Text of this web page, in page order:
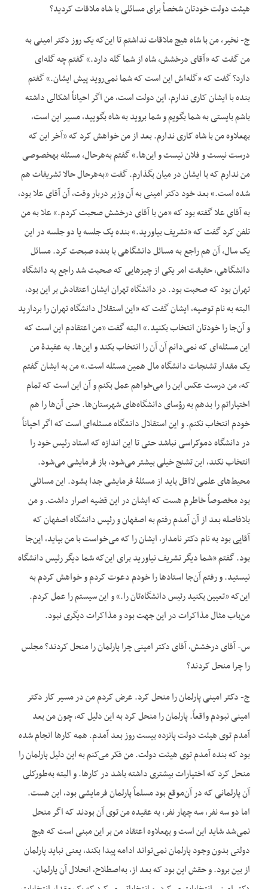
هیئت دولت خودتان شخصاً برای مسائلی با شاه ملاقات کردید؟
ج- نخیر، من با شاه هیچ ملاقات نداشتم تا این‌که یک روز دکتر امینی به
من گفت که «آقای درخشش، شاه از شما گله دارد.» گفتم چه گله‌ای
دارد؟ گفت که «گله‌اش این است که شما نمی‌روید پیش ایشان.» گفتم
بنده با ایشان کاری ندارم، این دولت است، من اگر احیاناً اشکالی داشته
باشم بایستی به شما بگویم و شما بروید به شاه بگویید، مسیر این است،
به‎علاوه من با شاه کاری ندارم. بعد از من خواهش کرد که «آخر این که
درست نیست و فلان نیست و این‌ها.» گفتم به‌هرحال، مسئله به‎خصوصی
من ندارم که با ایشان در میان بگذارم. گفت «به‌هرحال حالا تشریفات هم
شده است.» بعد خود دکتر امینی به آن وزیر دربار وقت، آن آقای علا بود،
به آقای علا گفته بود که «من با آقای درخشش صحبت کردم.» علا به من
تلفن کرد گفت که «تشریف بیاورید.» بنده یک جلسه یا دو جلسه در این
یک سال، آن هم راجع به مسائل دانشگاهی با بنده صبحت کرد. مسائل
دانشگاهی، حقیقت امر یکی از چیزهایی که صحبت شد راجع به دانشگاه
تهران بود که صحبت بود. در دانشگاه تهران ایشان اعتقادش بر این بود،
البته به نام توصیه، ایشان گفت که «این استقلال دانشگاه تهران را بردارید
و آن‌جا را خودتان انتخاب بکنید.» البته گفت «من اعتقادم این است که
این مسئله‌ای که نمی‌دانم آن آن را انتخاب بکند و این‌ها. به عقیدۀ من
یک مقدار تشنجات دانشگاه مال همین مسئله است.» من به ایشان گفتم
که، من درست عکس این را می‌خواهم عمل بکنم و آن این است که تمام
اختیاراتم را بدهم به رؤسای دانشگاه‌های شهرستان‌ها. حتی آن‌ها را هم
خودم انتخاب نکنم. و این استقلال دانشگاه مسئله‌ای است که اگر احیاناً
در دانشگاه دموکراسی نباشد حتی تا این اندازه که استاد رئیس خود را
انتخاب نکند، این تشنج خیلی بیشتر می‌شود، باز فرمایشی می‌شود.
محیط‌های علمی لااقل باید از مسئلۀ فرمایشی جدا بشود. این مسائلی
بود مخصوصاً خاطرم هست که ایشان در این قضیه اصرار داشت. و من
بلافاصله بعد از آن آمدم رفتم به اصفهان و رئیس دانشگاه اصفهان که
آقایی بود به نام دکتر نامدار، ایشان را که می‌خواست با من بیاید، این‌جا
بود. گفتم «شما دیگر تشریف نیاورید برای این‌که شما دیگر رئیس دانشگاه
نیستید. و رفتم آن‌جا استادها را خودم دعوت کردم و خواهش کردم به
این‌که «تعیین بکنید رئیس دانشگاه‌تان را.» و این سیستم را عمل کردم.
من‌باب مثال مذاکرات در این جهت بود و مذاکرات دیگری نبود.
س- آقای درخشش، آقای دکتر امینی چرا پارلمان را منحل کردند؟ مجلس
را چرا منحل کردند؟
ج- دکتر امینی پارلمان را منحل کرد. عرض کردم من در مسیر کار دکتر
امینی نبودم واقعاً. پارلمان را منحل کرد به این دلیل که، چون من بعد
آمدم توی هیئت دولت پانزده بیست روز بعد آمدم. همه کارها انجام شده
بود که بنده آمدم توی هیئت دولت. من فکر می‌کنم به این دلیل پارلمان را
منحل کرد که اختیارات بیشتری داشته باشد در کارها. و البته به‌طورکلی
آن پارلمانی که در آن‌موقع بود مسلماً پارلمان فرمایشی بود، این هست.
اما دو سه نفر، سه چهار نفر، به عقیده من توی آن بودند که اگر منحل
نمی‌شد شاید این است و به‎علاوه اعتقاد من بر این مبنی است که هیچ
دولتی بدون وجود پارلمان نمی‌تواند ادامه پیدا بکند، یعنی نباید پارلمان
از بین برود. و حقش این بود که بعد از، به‌اصطلاح، انحلال آن پارلمان،